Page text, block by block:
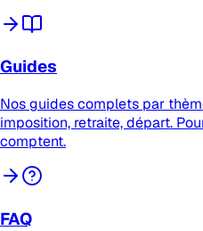
Guides
Nos guides complets par
imposition, retraite, départ.
comptent.
FAQ